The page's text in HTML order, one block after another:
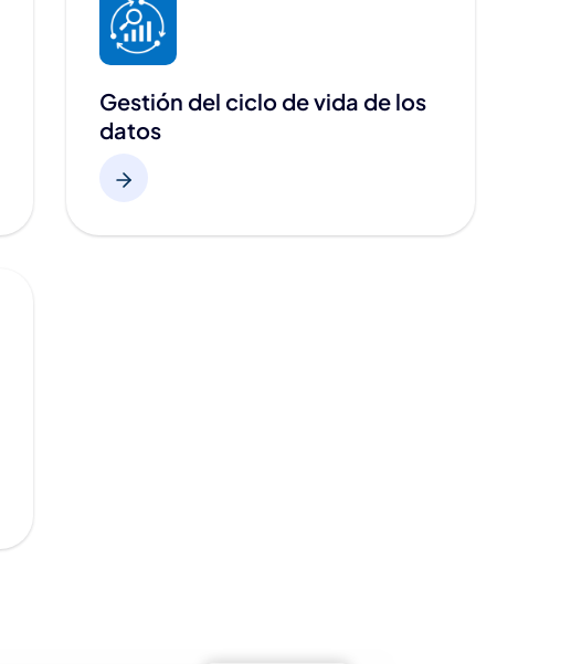
Gestión del ciclo de vida de los
datos